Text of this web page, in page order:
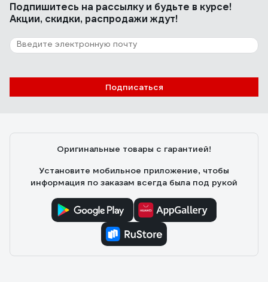
10 отзывов
Отзыв о кабеле КВК-В-2 PROCONNECT
2х0,50кв. мм /CCA/, /96/, 200м., белый 01-
Подпишитесь на рассылкуи будьте в курсе!
Акции, скидки, распродажи ждут!
Подписаться
Оригинальные товары с гарантией!
Установите мобильное приложение, чтобы
информация по заказам всегда была под рукой